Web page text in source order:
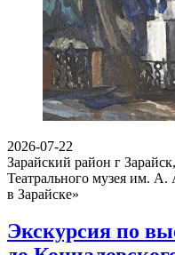
2026-07-22
Зарайский район г
Театрального музея им.
в Зарайске»
Экскурсия по